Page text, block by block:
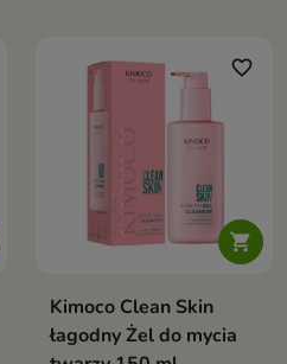

favorite_border
Kimoco Clean Skin
łagodny Żel do mycia